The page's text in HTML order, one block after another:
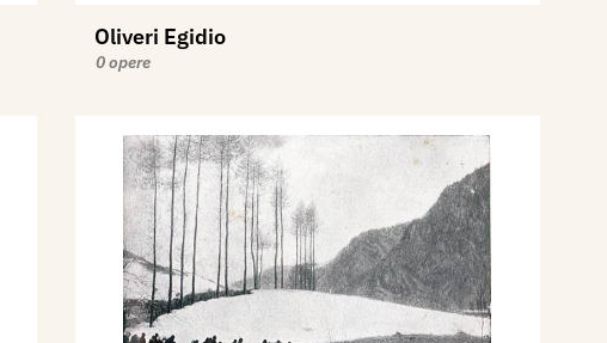
Oliveri Egidio
0 opere